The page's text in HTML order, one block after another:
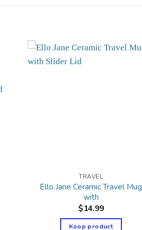
TRAVEL
Ello Jane Ceramic Travel Mug
with
$14.99
Koop product